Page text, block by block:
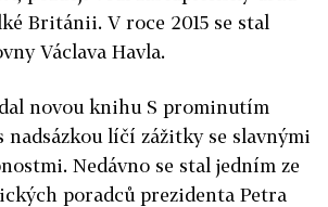
Británii. V roce 2015 se stal
Václava Havla.
novou knihu S prominutím
nadsázkou líčí zážitky se slavnými
Nedávno se stal jedním ze
poradců prezidenta Petra